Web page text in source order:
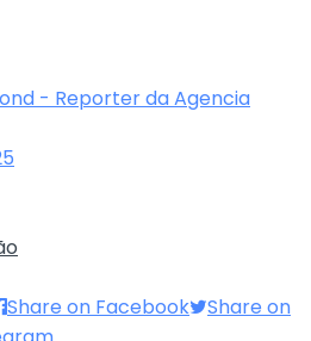
- Reporter da Agencia
Share on Facebook
Share on